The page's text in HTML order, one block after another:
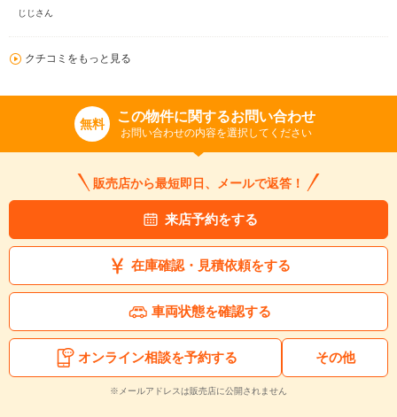
じじさん
クチコミをもっと見る
無料 この物件に関するお問い合わせ
お問い合わせの内容を選択してください
販売店から最短即日、メールで返答！
来店予約をする
在庫確認・見積依頼をする
車両状態を確認する
オンライン相談を予約する その他
※メールアドレスは販売店に公開されません